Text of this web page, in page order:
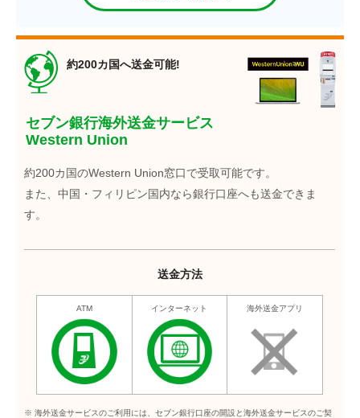
約200カ国へ送金可能!
セブン銀行海外送金サービス
Western Union
約200カ国のWestern Union窓口で受取可能です。
また、中国・フィリピン国内なら銀行口座へも送金できま
す。
送金方法
ATM インターネット 海外送金アプリ
※ 海外送金サービスのご利用には、セブン銀行口座の開設と海外送金サービスのご契